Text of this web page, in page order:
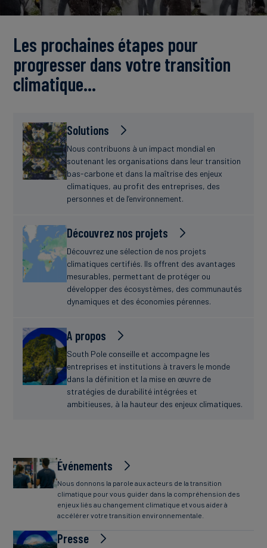
Les prochaines étapes pour
progresser dans votre transition
climatique…
Solutions
Nous contribuons à un impact mondial en
soutenant les organisations dans leur transition
bas-carbone et dans la maîtrise des enjeux
climatiques, au profit des entreprises, des
personnes et de l’environnement.
Découvrez nos projets
Découvrez une sélection de nos projets
climatiques certifiés. Ils offrent des avantages
mesurables, permettant de protéger ou
développer des écosystèmes, des communautés
dynamiques et des économies pérennes.
A propos
South Pole conseille et accompagne les
entreprises et institutions à travers le monde
dans la définition et la mise en œuvre de
stratégies de durabilité intégrées et
ambitieuses, à la hauteur des enjeux climatiques.
Événements
Nous donnons la parole aux acteurs de la transition
climatique pour vous guider dans la compréhension des
enjeux liés au changement climatique et vous aider à
accélérer votre transition environnementale.
Presse